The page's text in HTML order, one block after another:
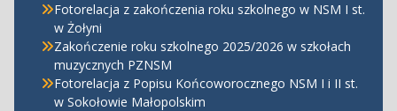
Fotorelacja z zakończenia roku szkolnego w NSM I st.
w Żołyni
Zakończenie roku szkolnego 2025/2026 w szkołach
muzycznych PZNSM
Fotorelacja z Popisu Końcoworocznego NSM I i II st.
w Sokołowie Małopolskim